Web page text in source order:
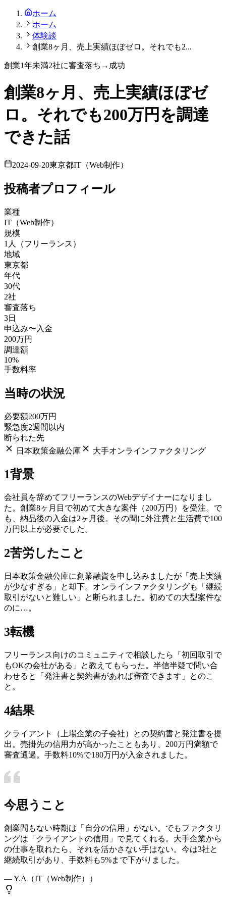
ホーム
ホーム
体験談
創業8ヶ月、売上実績ほぼゼロ。それでも2...
創業1年未満2社に審査落ち→成功
創業8ヶ月、売上実績ほぼゼ
ロ。それでも200万円を調達
できた話
2024-09-20東京都IT（Web制作）
投稿者プロフィール
業種
IT（Web制作）
規模
1人（フリーランス）
地域
東京都
年代
30代
2社
審査落ち
3日
申込み〜入金
200万円
調達額
10%
手数料率
当時の状況
必要額200万円
緊急度2週間以内
断られた先
日本政策金融公庫
大手オンラインファクタリング
1背景
会社員を辞めてフリーランスのWebデザイナーになりまし
た。創業8ヶ月目で初めて大きな案件（200万円）を受注。で
も、納品後の入金は2ヶ月後。その間に外注費と生活費で100
万円以上が必要でした。
2苦労したこと
日本政策金融公庫に創業融資を申し込みましたが「売上実績
が少なすぎる」と却下。オンラインファクタリングも「継続
取引がないと難しい」と断られました。初めての大型案件な
のに…。
3転機
フリーランス向けのコミュニティで相談したら「初回取引で
もOKの会社がある」と教えてもらった。半信半疑で問い合
わせると「発注書と契約書があれば審査できます」とのこ
と。
4結果
クライアント（上場企業の子会社）との契約書と発注書を提
出。売掛先の信用力が高かったこともあり、200万円満額で
審査通過。手数料10%で180万円が入金されました。
今思うこと
創業間もない時期は「自分の信用」がない。でもファクタリ
ングは「クライアントの信用」で見てくれる。大手企業から
の仕事を取れたら、それを活かさない手はない。今は3社と
継続取引があり、手数料も5%まで下がりました。
—Y.A （IT（Web制作） ）